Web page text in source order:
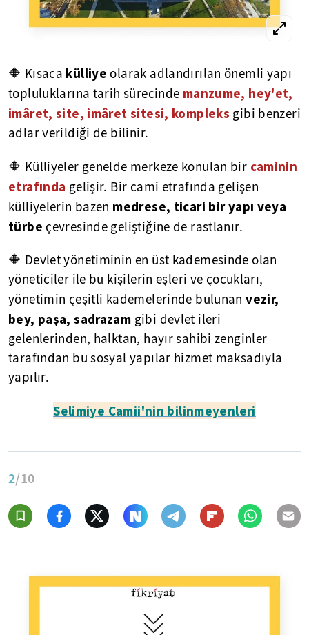
🔶 Kısaca külliye olarak adlandırılan önemli yapı
topluluklarına tarih sürecinde manzume, hey'et,
imâret, site, imâret sitesi, kompleks gibi benzeri
adlar verildiği de bilinir.
🔶 Külliyeler genelde merkeze konulan bir caminin
etrafında gelişir. Bir cami etrafında gelişen
külliyelerin bazen medrese, ticari bir yapı veya
türbe çevresinde geliştiğine de rastlanır.
🔶 Devlet yönetiminin en üst kademesinde olan
yöneticiler ile bu kişilerin eşleri ve çocukları,
yönetimin çeşitli kademelerinde bulunanvezir,
bey, paşa, sadrazam gibi devlet ileri
gelenlerinden, halktan, hayır sahibi zenginler
tarafından bu sosyal yapılar hizmet maksadıyla
yapılır.
Selimiye Camii'nin bilinmeyenleri
2/10